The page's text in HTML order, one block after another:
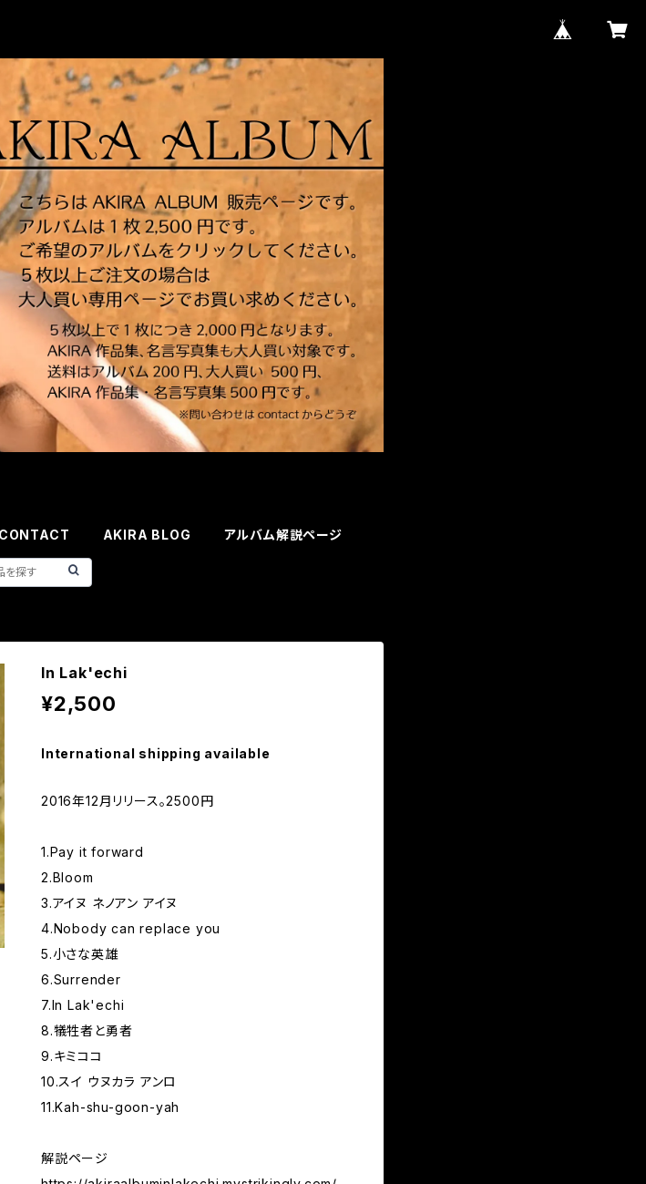
CONTACT AKIRA BLOG アルバム解説ページ
In Lak'echi
¥2,500
International shipping available
2016年12月リリース。2500円
1.Pay it forward
2.Bloom
3.アイヌ ネノアン アイヌ
4.Nobody can replace you
5.小さな英雄
6.Surrender
7.In Lak'echi
8.犠牲者と勇者
9.キミココ
10.スイ ウヌカラ アンロ
11.Kah-shu-goon-yah
解説ページ